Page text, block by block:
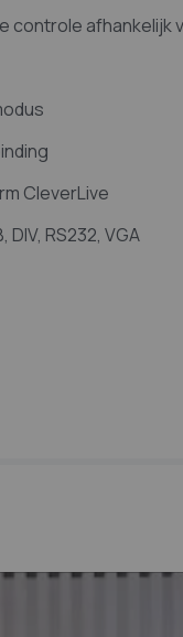
controle afhankelijk
CleverLive
RS232, VGA